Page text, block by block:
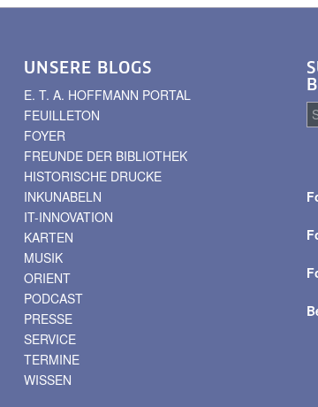
UNSERE BLOGS
E. T. A. HOFFMANN PORTAL
FEUILLETON
FOYER
FREUNDE DER BIBLIOTHEK
HISTORISCHE DRUCKE
INKUNABELN
IT-INNOVATION
KARTEN
MUSIK
ORIENT
PODCAST
PRESSE
SERVICE
TERMINE
WISSEN